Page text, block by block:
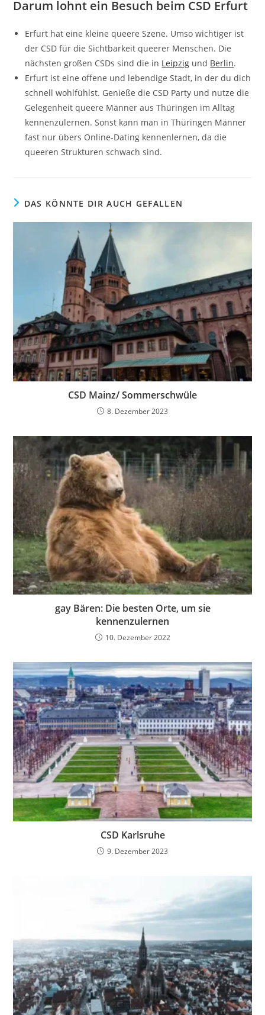
Darum lohnt ein Besuch beim CSD Erfurt
Erfurt hat eine kleine queere Szene. Umso wichtiger ist
der CSD für die Sichtbarkeit queerer Menschen. Die
nächsten großen CSDs sind die in Leipzig und Berlin.
Erfurt ist eine offene und lebendige Stadt, in der du dich
schnell wohlfühlst. Genieße die CSD Party und nutze die
Gelegenheit queere Männer aus Thüringen im Alltag
kennenzulernen. Sonst kann man in Thüringen Männer
fast nur übers Online-Dating kennenlernen, da die
queeren Strukturen schwach sind.
DAS KÖNNTE DIR AUCH GEFALLEN
CSD Mainz/ Sommerschwüle
8. Dezember 2023
gay Bären: Die besten Orte, um sie
kennenzulernen
10. Dezember 2022
CSD Karlsruhe
9. Dezember 2023